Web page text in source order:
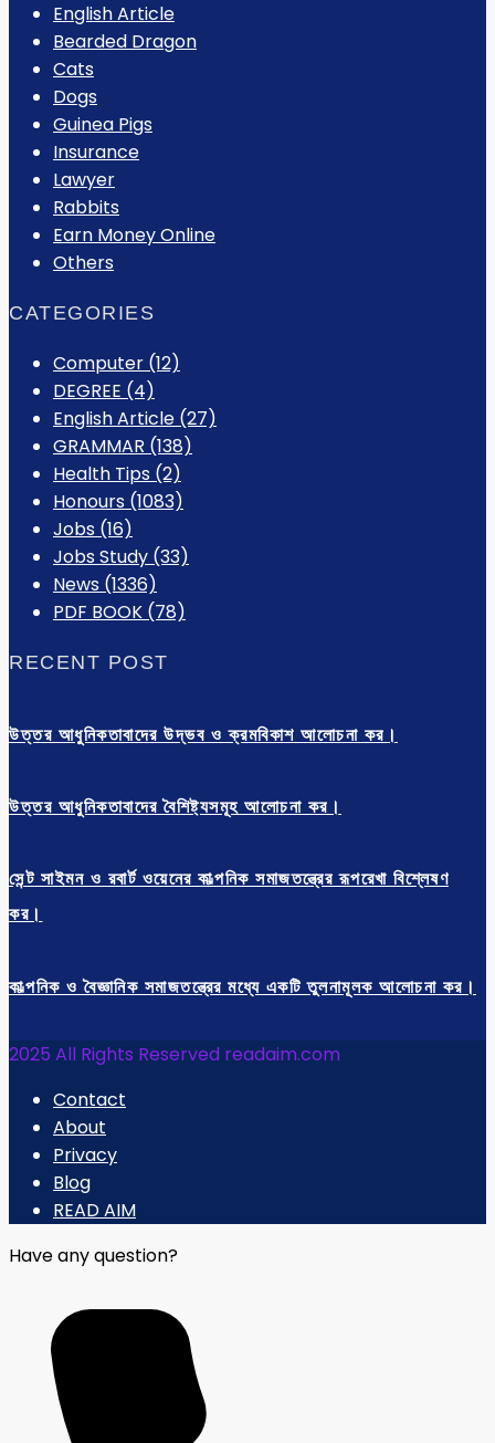
English Article
Bearded Dragon
Cats
Dogs
Guinea Pigs
Insurance
Lawyer
Rabbits
Earn Money Online
Others
CATEGORIES
Computer (12)
DEGREE (4)
English Article (27)
GRAMMAR (138)
Health Tips (2)
Honours (1083)
Jobs (16)
Jobs Study (33)
News (1336)
PDF BOOK (78)
RECENT POST
উত্তর আধুনিকতাবাদের উদ্ভব ও ক্রমবিকাশ আলোচনা কর।
উত্তর আধুনিকতাবাদের বৈশিষ্ট্যসমূহ আলোচনা কর।
সেন্ট সাইমন ও রবার্ট ওয়েনের কাল্পনিক সমাজতন্ত্রের রূপরেখা বিশ্লেষণ
কর।
কাল্পনিক ও বৈজ্ঞানিক সমাজতন্ত্রের মধ্যে একটি তুলনামূলক আলোচনা কর।
2025 All Rights Reserved readaim.com
Contact
About
Privacy
Blog
READ AIM
Have any question?